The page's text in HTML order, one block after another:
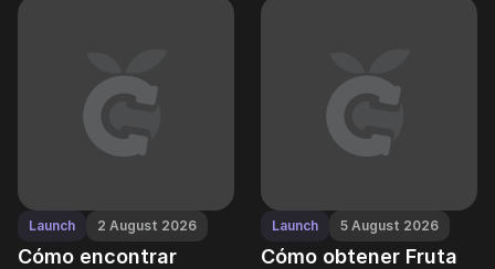
polinización
Garden — aumenta tu
Launch 2 August 2026
Cómo encontrar
Launch 5 August 2026
Cómo obtener Fruta